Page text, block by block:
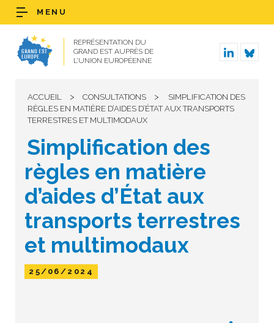
REPRÉSENTATION DU
GRAND EST AUPRÈS DE
L’UNION EUROPÉENNE
MENU
ACCUEIL > CONSULTATIONS >
SIMPLIFICATION DES
RÈGLES EN MATIÈRE D’AIDES D’ÉTAT AUX TRANSPORTS
TERRESTRES ET MULTIMODAUX
Simplification des
règles en matière
d’aides d’État aux
transports terrestres
et multimodaux
25/06/2024